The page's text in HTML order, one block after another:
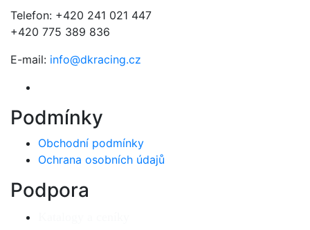
Telefon: +420 241 021 447
+420 775 389 836
E-mail: info@dkracing.cz
Podmínky
Obchodní podmínky
Ochrana osobních údajů
Podpora